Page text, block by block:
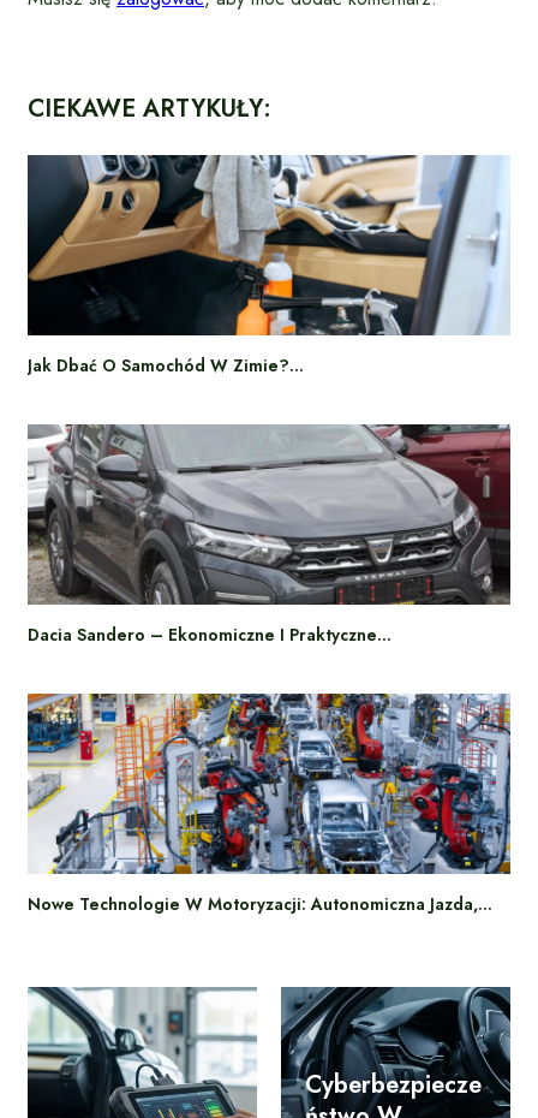
CIEKAWE ARTYKUŁY:
Jak Dbać O Samochód W Zimie?…
Dacia Sandero – Ekonomiczne I Praktyczne…
Nowe Technologie W Motoryzacji: Autonomiczna Jazda,…
Cyberbezpiecze